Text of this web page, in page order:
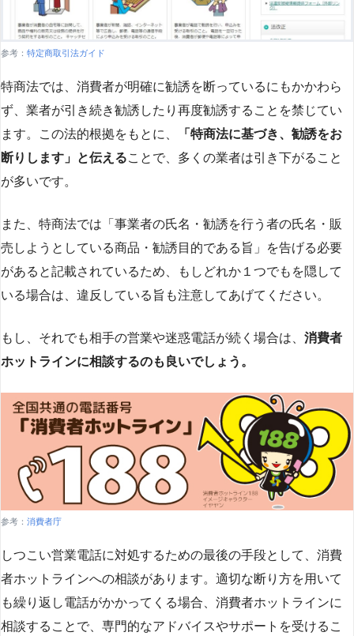
参考： 特定商取引法ガイド
特商法では、消費者が明確に勧誘を断っているにもかかわら
ず、業者が引き続き勧誘したり再度勧誘することを禁じてい
ます。この法的根拠をもとに、
「特商法に基づき、勧誘をお
断りします」と伝えることで、多くの業者は引き下がること
が多いです​​。
また、特商法では「事業者の氏名・勧誘を行う者の氏名・販
売しようとしている商品・勧誘目的である旨」を告げる必要
があると記載されているため、もしどれか１つでもを隠して
いる場合は、違反している旨も注意してあげてください。
もし、それでも相手の営業や迷惑電話が続く場合は、 消費者
ホットラインに相談するのも良いでしょう。
参考： 消費者庁
しつこい営業電話に対処するための最後の手段として、消費
者ホットラインへの相談があります。適切な断り方を用いて
も繰り返し電話がかかってくる場合、消費者ホットラインに
相談することで、専門的なアドバイスやサポートを受けるこ